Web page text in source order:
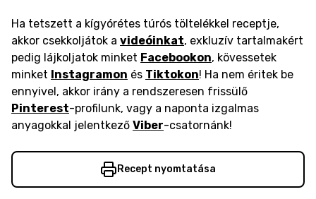
Ha tetszett a kígyórétes túrós töltelékkel receptje,
akkor csekkoljátok a videóinkat, exkluzív tartalmakért
pedig lájkoljatok minket Facebookon, kövessetek
minket Instagramon és Tiktokon! Ha nem éritek be
ennyivel, akkor irány a rendszeresen frissülő
Pinterest-profilunk, vagy a naponta izgalmas
anyagokkal jelentkező Viber-csatornánk!
Recept nyomtatása